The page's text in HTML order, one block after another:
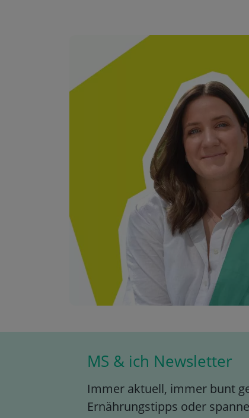
MS & ich Newsletter
Immer aktuell, immer bunt
Ernährungstipps oder